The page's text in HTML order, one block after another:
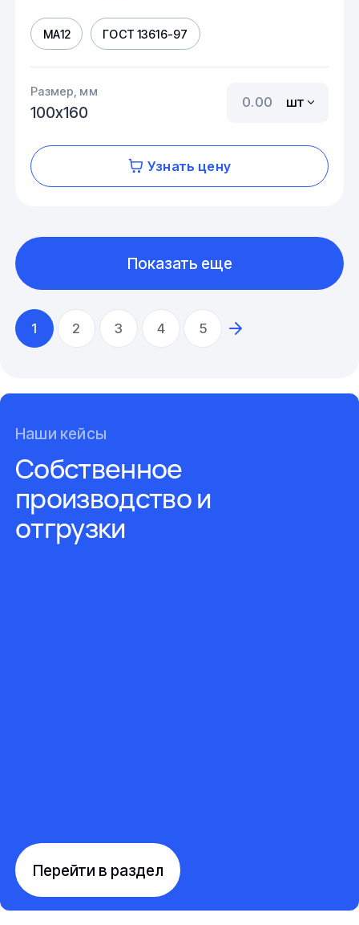
МА12 ГОСТ 13616-97
Размер, мм
100х160
шт
Узнать цену
1 2 3 4 5
Показать еще
Наши кейсы
Собственное
производство и
отгрузки
Перейти в раздел